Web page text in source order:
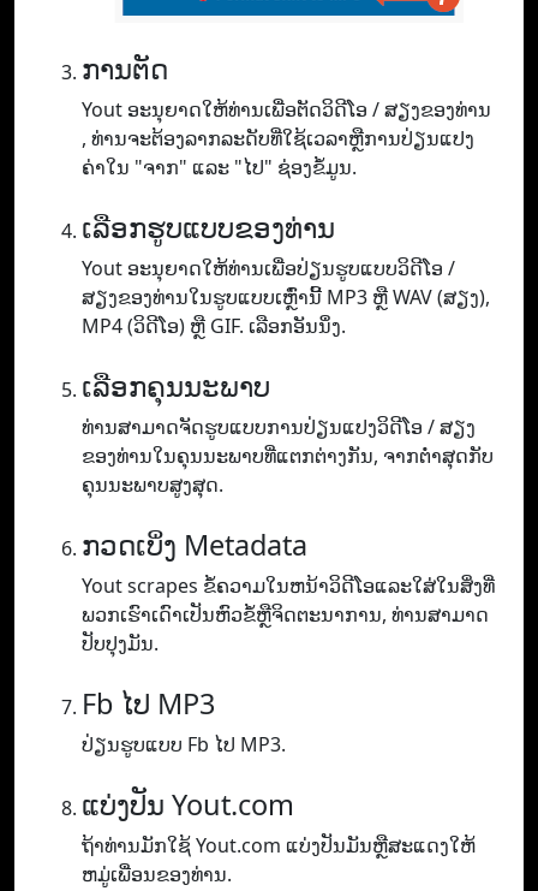
ການຕັດ
Yout ອະ​ນຸ​ຍາດ​ໃຫ້​ທ່ານ​ເພື່ອ​ຕັດ​ວິ​ດີ​ໂອ / ສຽງ​ຂອງ​ທ່ານ​
, ທ່ານ​ຈະ​ຕ້ອງ​ລາກ​ລະ​ດັບ​ທີ່​ໃຊ້​ເວ​ລາ​ຫຼື​ການ​ປ່ຽນ​ແປງ​
ຄ່າ​ໃນ "ຈາກ​" ແລະ "ໄປ​" ຊ່ອງ​ຂໍ້​ມູນ.
ເລືອກຮູບແບບຂອງທ່ານ
Yout ອະ​ນຸ​ຍາດ​ໃຫ້​ທ່ານ​ເພື່ອ​ປ່ຽນ​ຮູບ​ແບບ​ວິ​ດີ​ໂອ /
ສຽງ​ຂອງ​ທ່ານ​ໃນ​ຮູບ​ແບບ​ເຫຼົ່າ​ນີ້ MP3 ຫຼື WAV (ສຽງ​)​,
MP4 (ວິ​ດີ​ໂອ​) ຫຼື GIF​. ເລືອກອັນນຶ່ງ.
ເລືອກຄຸນນະພາບ
ທ່ານ​ສາ​ມາດ​ຈັດ​ຮູບ​ແບບ​ການ​ປ່ຽນ​ແປງ​ວິ​ດີ​ໂອ / ສຽງ​
ຂອງ​ທ່ານ​ໃນ​ຄຸນ​ນະ​ພາບ​ທີ່​ແຕກ​ຕ່າງ​ກັນ​, ຈາກ​ຕ​່​ໍາ​ສຸດ​ກັບ​
ຄຸນ​ນະ​ພາບ​ສູງ​ສຸດ​.
ກວດເບິ່ງ Metadata
Yout scrapes ຂໍ້ຄວາມໃນຫນ້າວິດີໂອແລະໃສ່ໃນສິ່ງທີ່
ພວກເຮົາເດົາເປັນຫົວຂໍ້ຫຼືຈິດຕະນາການ, ທ່ານສາມາດ
ປັບປຸງມັນ.
Fb ໄປ MP3
ປ່ຽນຮູບແບບ Fb ໄປ MP3.
ແບ່ງປັນ Yout.com
ຖ້າທ່ານມັກໃຊ້ Yout.com ແບ່ງປັນມັນຫຼືສະແດງໃຫ້
ຫມູ່ເພື່ອນຂອງທ່ານ.